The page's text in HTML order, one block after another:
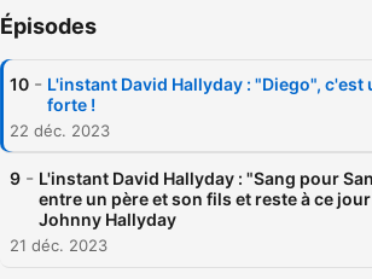
Épisodes
10 - L'instant David Hallyday : "Diego",
forte !
22 déc. 2023
9 - L'instant David Hallyday : "Sang pour
entre un père et son fils et reste à ce
Johnny Hallyday
21 déc. 2023